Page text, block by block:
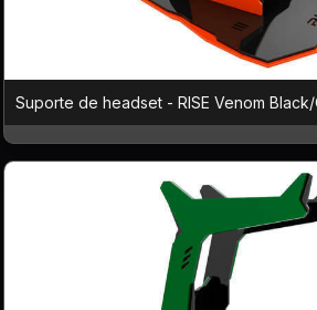
Suporte de headset - RISE Venom